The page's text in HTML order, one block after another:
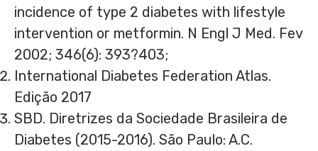
incidence of type 2 diabetes with lifestyle
intervention or metformin. N Engl J Med. Fev
2002; 346(6): 393?403;
International Diabetes Federation Atlas.
Edição 2017
SBD. Diretrizes da Sociedade Brasileira de
Diabetes (2015-2016). São Paulo: A.C.